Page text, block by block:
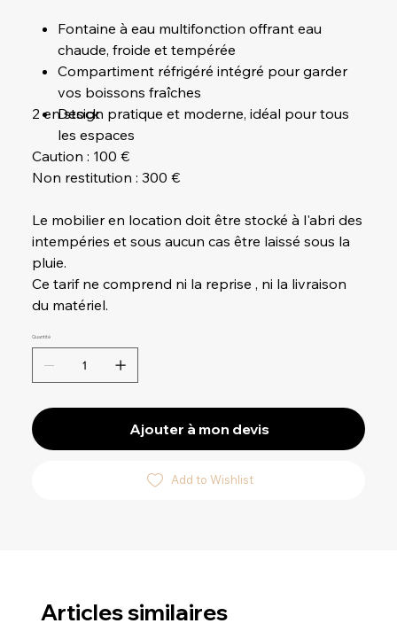
Fontaine à eau multifonction offrant eau
chaude, froide et tempérée
Compartiment réfrigéré intégré pour garder
vos boissons fraîches
Design pratique et moderne, idéal pour tous
les espaces
2 en stock
Caution : 100 €
Non restitution : 300 €
Le mobilier en location doit être stocké à l'abri des
intempéries et sous aucun cas être laissé sous la
pluie.
Ce tarif ne comprend ni la reprise , ni la livraison
du matériel.
Quantité
Ajouter à mon devis
Add to Wishlist
Articles similaires